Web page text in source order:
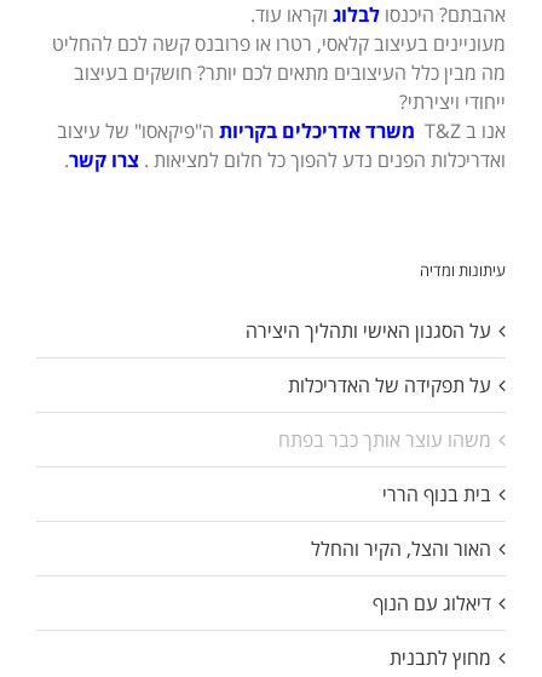
אהבתם? היכנסו לבלוג וקראו עוד.
מעוניינים בעיצוב קלאסי, רטרו או פרובנס קשה לכם להחליט
מה מבין כלל העיצובים מתאים לכם יותר? חושקים בעיצוב
ייחודי ויצירתי?
אנו ב T&Z
משרד אדריכלים בקריות ה"פיקאסו" של עיצוב
ואדריכלות הפנים נדע להפוך כל חלום למציאות . צרו קשר.
עיתונות ומדיה
על הסגנון האישי ותהליך היצירה
על תפקידה של האדריכלות
משהו עוצר אותך כבר בפתח
בית בנוף הררי
האור והצל, הקיר והחלל
דיאלוג עם הנוף
מחוץ לתבנית